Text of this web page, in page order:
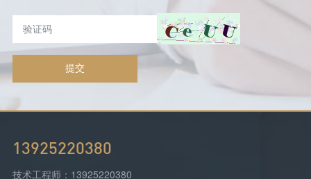
提交
13925220380
技术工程师：13925220380